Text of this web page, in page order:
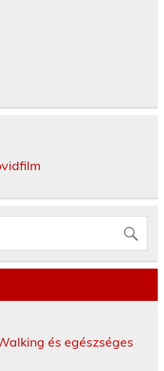
és egészséges